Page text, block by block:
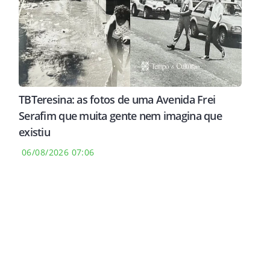
TBTeresina: as fotos de uma Avenida Frei
Serafim que muita gente nem imagina que
existiu
06/08/2026 07:06